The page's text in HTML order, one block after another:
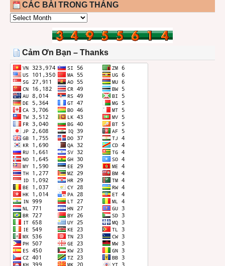
CÁC BÀI TRONG THÁNG
CÁC
THÁNG
Cảm Ơn Bạn – Thanks